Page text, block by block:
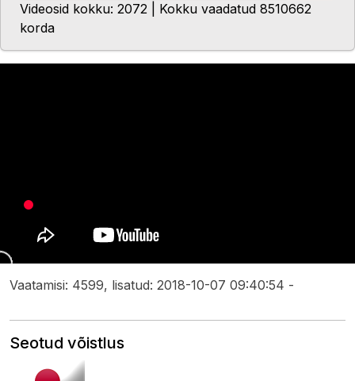
Videosid kokku: 2072 | Kokku vaadatud 8510662
korda
Vaatamisi: 4599, lisatud: 2018-10-07 09:40:54 -
Seotud võistlus